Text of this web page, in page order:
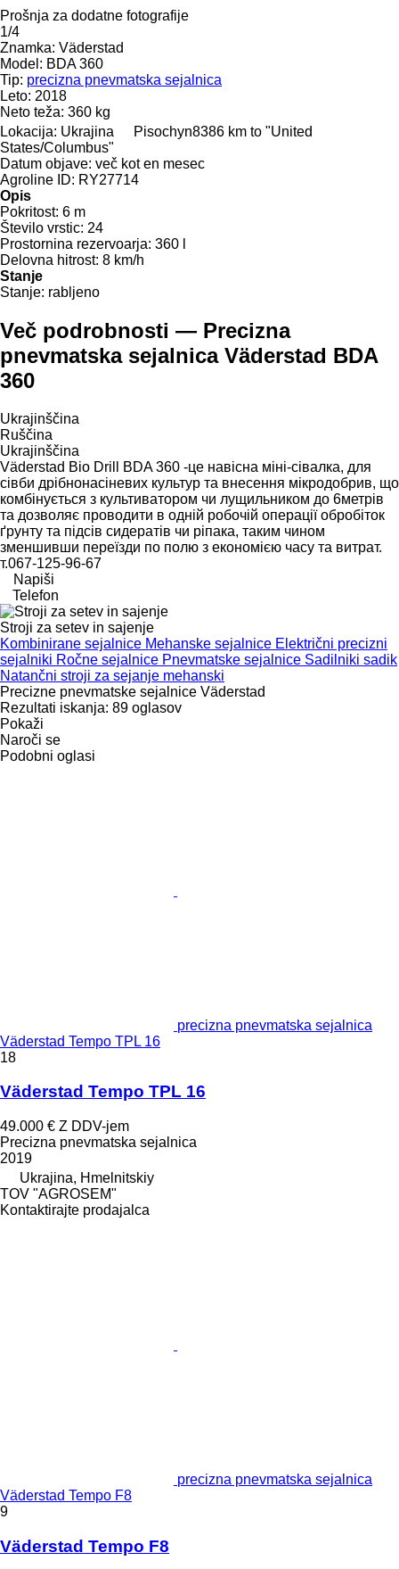
Prošnja za dodatne fotografije
1/4
Znamka: Väderstad
Model: BDA 360
Tip: precizna pnevmatska sejalnica
Leto: 2018
Neto teža: 360 kg
Lokacija: Ukrajina Pisochyn8386 km to "United
States/Columbus"
Datum objave: več kot en mesec
Agroline ID: RY27714
Opis
Pokritost: 6 m
Število vrstic: 24
Prostornina rezervoarja: 360 l
Delovna hitrost: 8 km/h
Stanje
Stanje: rabljeno
Več podrobnosti — Precizna
pnevmatska sejalnica Väderstad BDA
360
Ukrajinščina
Ruščina
Ukrajinščina
Väderstad Bio Drill BDA 360 -це навісна міні-сівалка, для
сівби дрібнонасіневих культур та внесення мікродобрив, що
комбінується з культиватором чи лущильником до 6метрів
та дозволяє проводити в одній робочій операції обробіток
ґрунту та підсів сидератів чи ріпака, таким чином
зменшивши переїзди по полю з економією часу та витрат.
т.067-125-96-67
Napiši
Telefon
Stroji za setev in sajenje
Kombinirane sejalnice Mehanske sejalnice Električni precizni
sejalniki Ročne sejalnice Pnevmatske sejalnice Sadilniki sadik
Natančni stroji za sejanje mehanski
Precizne pnevmatske sejalnice Väderstad
Rezultati iskanja: 89 oglasov
Pokaži
Naroči se
Podobni oglasi
precizna pnevmatska sejalnica
Väderstad Tempo TPL 16
18
Väderstad Tempo TPL 16
49.000 € Z DDV-jem
Precizna pnevmatska sejalnica
2019
Ukrajina, Hmelnitskiy
TOV "AGROSEM"
Kontaktirajte prodajalca
precizna pnevmatska sejalnica
Väderstad Tempo F8
9
Väderstad Tempo F8